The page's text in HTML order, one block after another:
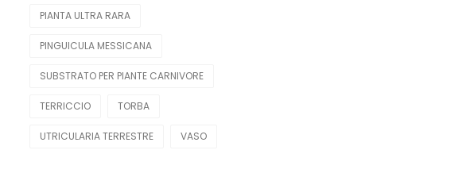
PIANTA ULTRA RARA
PINGUICULA MESSICANA
SUBSTRATO PER PIANTE CARNIVORE
TERRICCIO TORBA
UTRICULARIA TERRESTRE VASO